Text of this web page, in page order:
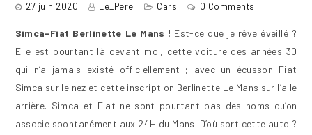
27 juin 2020 Le_Pere Cars 0 Comments
Simca-Fiat Berlinette Le Mans ! Est-ce que je rêve éveillé ?
Elle est pourtant là devant moi, cette voiture des années 30
qui n’a jamais existé officiellement ; avec un écusson Fiat
Simca sur le nez et cette inscription Berlinette Le Mans sur l’aile
arrière. Simca et Fiat ne sont pourtant pas des noms qu’on
associe spontanément aux 24H du Mans. D’où sort cette auto ?